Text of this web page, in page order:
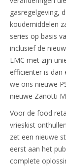
gasregelgeving,
koudemiddelen
series op basis
inclusief de
LMC met zijn
efficiënter is dan
we ons nieuwe
nieuwe Zanotti
Voor de food
vrieskist
zet een nieuwe
eerst aan het
complete